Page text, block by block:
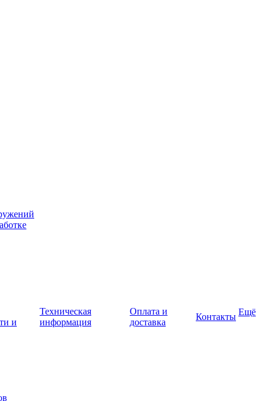
и
Техническая
информация
Оплата и
доставка
Контакты Ещё